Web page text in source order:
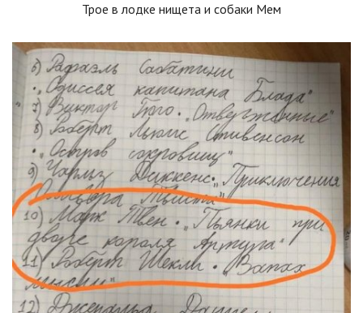
Трое в лодке нищета и собаки Мем